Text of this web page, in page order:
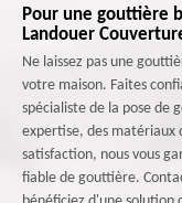
Pour une gouttière
Landouer
Ne laissez pas une
votre maison. Faites
spécialiste de la pose de
expertise, des
satisfaction, nous vous
fiable de gouttière.